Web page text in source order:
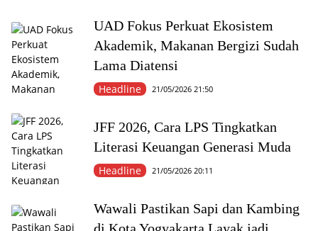
UAD Fokus Perkuat Ekosistem
Akademik, Makanan Bergizi Sudah
Lama Diatensi
Headline 21/05/2026 21:50
JFF 2026, Cara LPS Tingkatkan
Literasi Keuangan Generasi Muda
Headline 21/05/2026 20:11
Wawali Pastikan Sapi dan Kambing
di Kota Yogyakarta Layak jadi